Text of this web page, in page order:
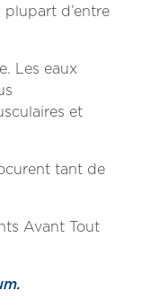
d’entre
Les eaux
et
tant de
Avant Tout